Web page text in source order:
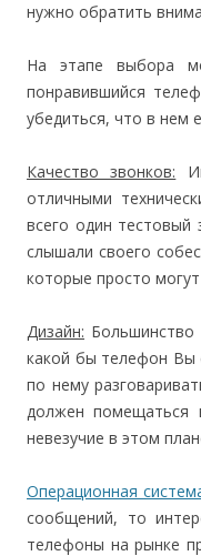
нужно обратить
На этапе выбора
понравившийся
убедиться, что в нем
Качество звонков:
отличными
всего один
слышали своего
которые просто
Дизайн:
какой бы телефон Вы
по нему
должен помещаться
невезучие в этом
Операционная
сообщений, то
телефоны на рынке